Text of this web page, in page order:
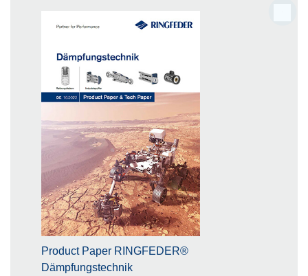
Product Paper RINGFEDER®
Dämpfungstechnik